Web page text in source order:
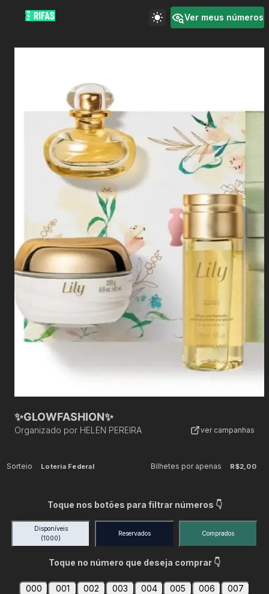
Ver meus números
✨GLOWFASHION✨
Organizado por HELEN PEREIRA ver campanhas
Sorteio Loteria Federal Bilhetes por apenas R$2,00
Toque nos botões para filtrar números 👇
Disponíveis
(1000)
Reservados Comprados
Toque no número que deseja comprar 👇
000 001 002 003 004 005 006
007